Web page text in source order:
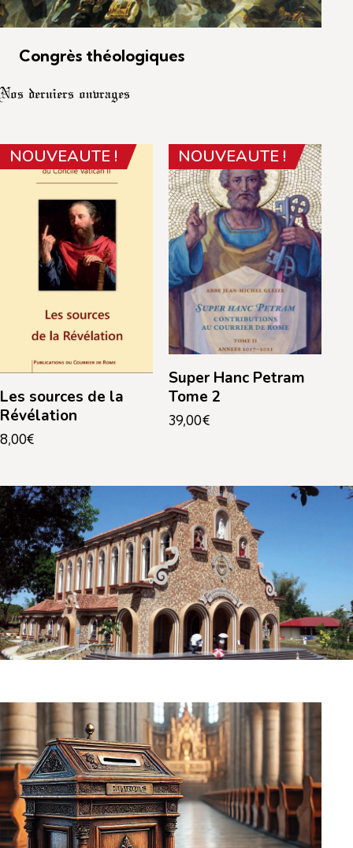
Congrès théologiques
Nos derniers ouvrages
NOUVEAUTE !
Les sources de la
Révélation
8,00€
NOUVEAUTE !
Super Hanc Petram
Tome 2
39,00€